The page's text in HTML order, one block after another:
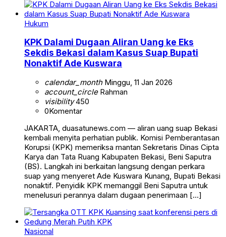
Hukum
KPK Dalami Dugaan Aliran Uang ke Eks
Sekdis Bekasi dalam Kasus Suap Bupati
Nonaktif Ade Kuswara
calendar_monthMinggu, 11 Jan 2026
account_circleRahman
visibility450
0Komentar
JAKARTA, duasatunews.com — aliran uang suap Bekasi
kembali menyita perhatian publik. Komisi Pemberantasan
Korupsi (KPK) memeriksa mantan Sekretaris Dinas Cipta
Karya dan Tata Ruang Kabupaten Bekasi, Beni Saputra
(BS). Langkah ini berkaitan langsung dengan perkara
suap yang menyeret Ade Kuswara Kunang, Bupati Bekasi
nonaktif. Penyidik KPK memanggil Beni Saputra untuk
menelusuri perannya dalam dugaan penerimaan […]
Nasional